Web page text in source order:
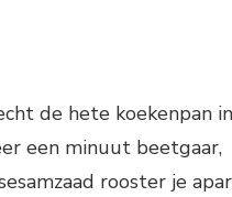
de hete koekenpan in
een minuut beetgaar,
rooster je